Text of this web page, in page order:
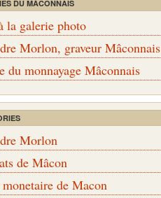
DU MÂCONNAIS
la galerie photo
Morlon, graveur Mâconnais
du monnayage Mâconnais
Morlon
de Mâcon
de Macon